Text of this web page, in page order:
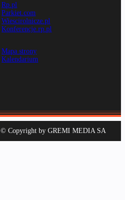
Rp.pl
Parkiet.com
Wiescirolnicze.pl
Konferencje.rp.pl
Mapa strony
Kalendarium
© Copyright by GREMI MEDIA SA